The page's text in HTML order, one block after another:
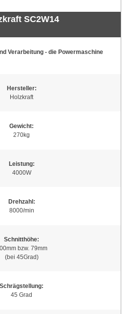
SC2W14
Verarbeitung - die Powermaschine
Hersteller:
Holzkraft
Gewicht:
270kg
Leistung:
4000W
Drehzahl:
8000/min
Schnitthöhe:
bzw. 79mm
(bei 45Grad)
Schrägstellung:
45 Grad